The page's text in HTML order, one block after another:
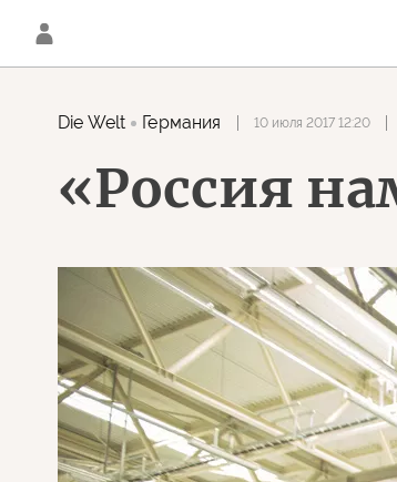
Die Welt Германия 10 июля 2017 12:20
«Россия